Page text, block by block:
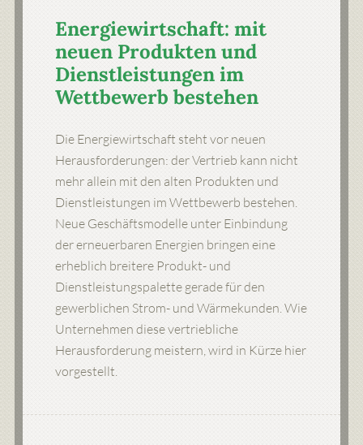
Energiewirtschaft: mit
neuen Produkten und
Dienstleistungen im
Wettbewerb bestehen
Die Energiewirtschaft steht vor neuen
Herausforderungen: der Vertrieb kann nicht
mehr allein mit den alten Produkten und
Dienstleistungen im Wettbewerb bestehen.
Neue Geschäftsmodelle unter Einbindung
der erneuerbaren Energien bringen eine
erheblich breitere Produkt- und
Dienstleistungspalette gerade für den
gewerblichen Strom- und Wärmekunden. Wie
Unternehmen diese vertriebliche
Herausforderung meistern, wird in Kürze hier
vorgestellt.